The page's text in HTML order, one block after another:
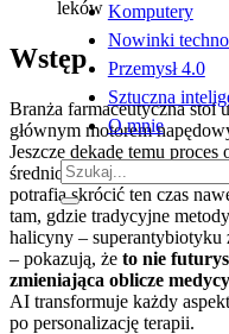
Komputery
Nowinki
Przemysł 4.0
Sztuczna
O mnie
Wstęp
Branża farmaceutyczna stoi
głównym motorem
Jeszcze dekadę temu
średnio 10-15 lat i
potrafią skrócić ten czas
tam, gdzie tradycyjne
halicyny – superantybiotyku
– pokazują, że to nie
zmieniająca oblicze
AI transformuje każdy
po personalizację terapii.